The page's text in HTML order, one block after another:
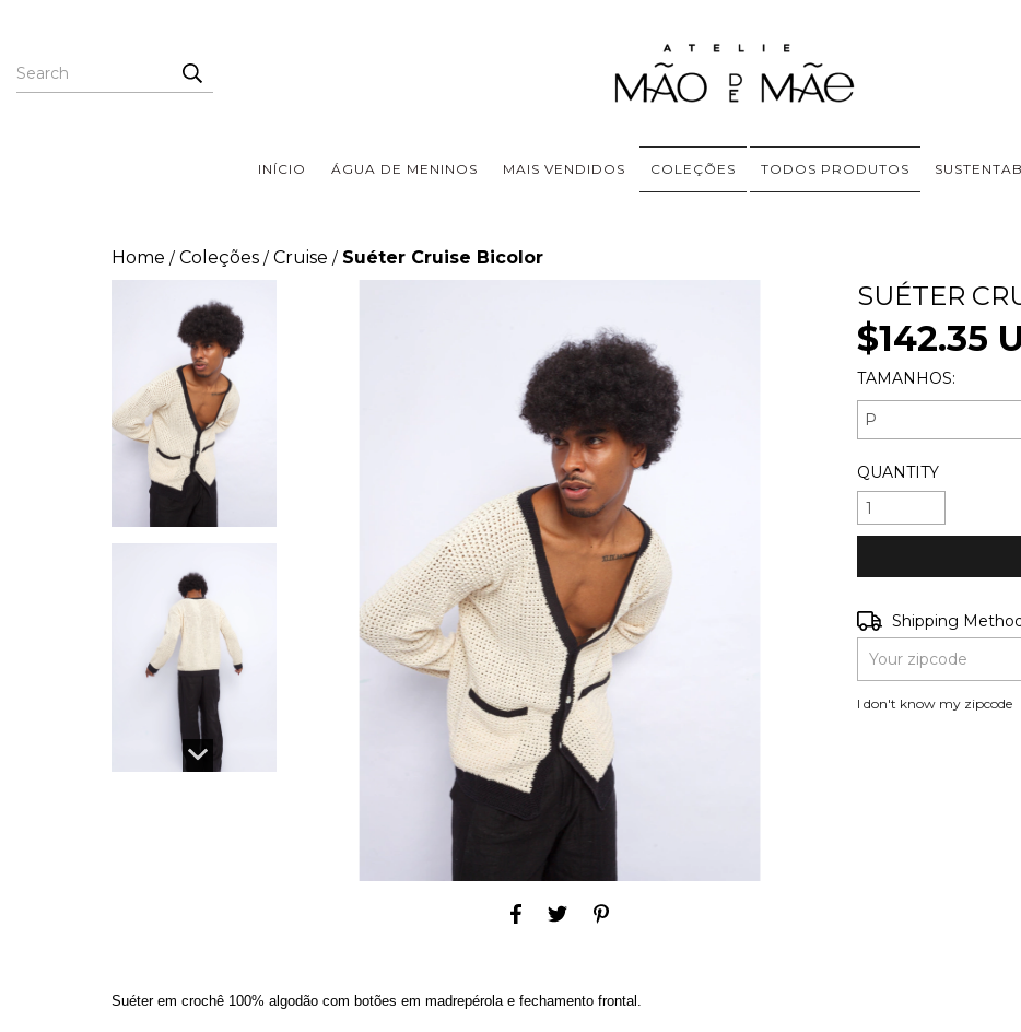
INÍCIO ÁGUA DE MENINOS MAIS VENDIDOS COLEÇÕES TODOS PRODUTOS
Home / Coleções / Cruise / Suéter Cruise Bicolor
Suéter em crochê 100% algodão com botões em madrepérola e fechamento frontal.
SUÉTER
$142.35
TAMANHOS:
QUANTITY
Shipping for zipcode:
Shipping
I don't know my zipcode